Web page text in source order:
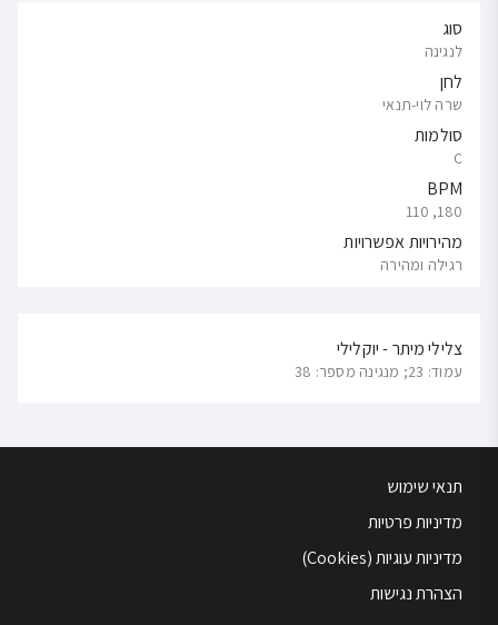
סוג
לנגינה
לחן
שרה לוי-תנאי
סולמות
C
BPM
180, 110
מהירויות אפשרויות
רגילה ומהירה
צלילי מיתר - יוקלילי
עמוד: 23; מנגינה מספר: 38
תנאי שימוש
מדיניות פרטיות
מדיניות עוגיות (Cookies)
הצהרת נגישות